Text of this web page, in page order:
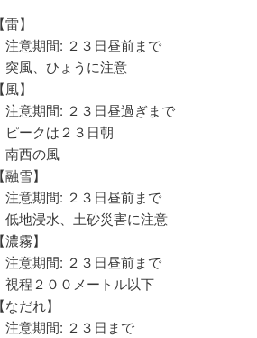
【雷】
注意期間: ２３日昼前まで
突風、ひょうに注意
【風】
注意期間: ２３日昼過ぎまで
ピークは２３日朝
南西の風
【融雪】
注意期間: ２３日昼前まで
低地浸水、土砂災害に注意
【濃霧】
注意期間: ２３日昼前まで
視程２００メートル以下
【なだれ】
注意期間: ２３日まで